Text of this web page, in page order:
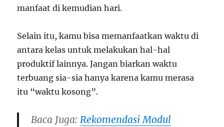
manfaat di kemudian hari.
Selain itu, kamu bisa memanfaatkan waktu di
antara kelas untuk melakukan hal-hal
produktif lainnya. Jangan biarkan waktu
terbuang sia-sia hanya karena kamu merasa
itu “waktu kosong”.
Baca Juga:Rekomendasi Modul